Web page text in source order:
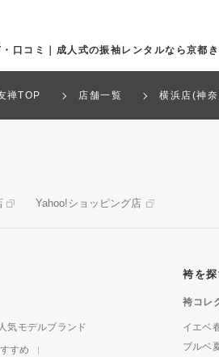
口コミ｜成人式の振袖レンタルなら京都
禅TOP 店舗一覧 横浜店(神
Yahoo!ショッピング店
人気モデルブランド
すめ
袴を
袴コレ
イエベ
ブルベ